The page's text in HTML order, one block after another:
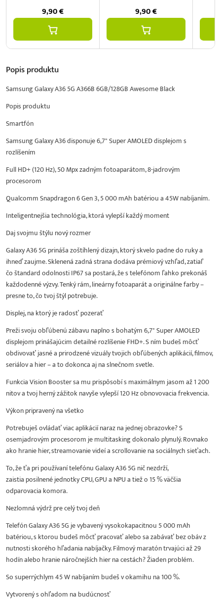
9,90€ 9,90€
Popisproduktu
Samsung Galaxy A36 5G A366B 6GB/128GB Awesome Black
Popis produktu
Smartfón
Samsung Galaxy A36 disponuje 6,7" Super AMOLED displejom s
rozlíšením
Full HD+ (120 Hz), 50 Mpx zadným fotoaparátom, 8-jadrovým
procesorom
Qualcomm Snapdragon 6 Gen 3, 5 000 mAh batériou a 45W nabíjaním.
Inteligentnejšia technológia, ktorá vylepší každý moment
Daj svojmu štýlu nový rozmer
Galaxy A36 5G prináša zoštíhlený dizajn, ktorý skvelo padne do ruky a
ihneď zaujme. Sklenená zadná strana dodáva prémiový vzhľad, zatiaľ
čo štandard odolnosti IP67 sa postará, že s telefónom ľahko prekonáš
každodenné výzvy. Tenký rám, lineárny fotoaparát a originálne farby –
presne to, čo tvoj štýl potrebuje.
Displej, na ktorý je radosť pozerať
Preži svoju obľúbenú zábavu naplno s bohatým 6,7" Super AMOLED
displejom prinášajúcim detailné rozlíšenie FHD+. S ním budeš môcť
obdivovať jasné a prirodzené vizuály tvojich obľúbených aplikácií, filmov,
seriálov a hier – a to dokonca aj na slnečnom svetle.
Funkcia Vision Booster sa mu prispôsobí s maximálnym jasom až 1 200
nitov a tvoj herný zážitok navyše vylepší 120 Hz obnovovacia frekvencia.
Výkon pripravený na všetko
Potrebuješ ovládať viac aplikácií naraz na jednej obrazovke? S
osemjadrovým procesorom je multitasking dokonalo plynulý. Rovnako
ako hranie hier, streamovanie videí a scrollovanie na sociálnych sieťach.
To, že ťa pri používaní telefónu Galaxy A36 5G nič nezdrží,
zaistia posilnené jednotky CPU, GPU a NPU a tiež o 15 % väčšia
odparovacia komora.
Nezlomná výdrž pre celý tvoj deň
Telefón Galaxy A36 5G je vybavený vysokokapacitnou 5 000 mAh
batériou, s ktorou budeš môcť pracovať alebo sa zabávať bez obáv z
nutnosti skorého hľadania nabíjačky. Filmový maratón trvajúci až 29
hodín alebo hranie náročnejších hier na cestách? Žiaden problém.
So superrýchlym 45 W nabíjaním budeš v okamihu na 100 %.
Vytvorený s ohľadom na budúcnosť